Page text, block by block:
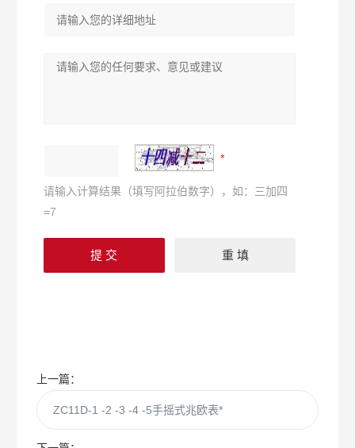
请输入计算结果（填写阿拉伯数字），如：三加四
=7
上一篇：
ZC11D-1 -2 -3 -4 -5手摇式兆欧表*